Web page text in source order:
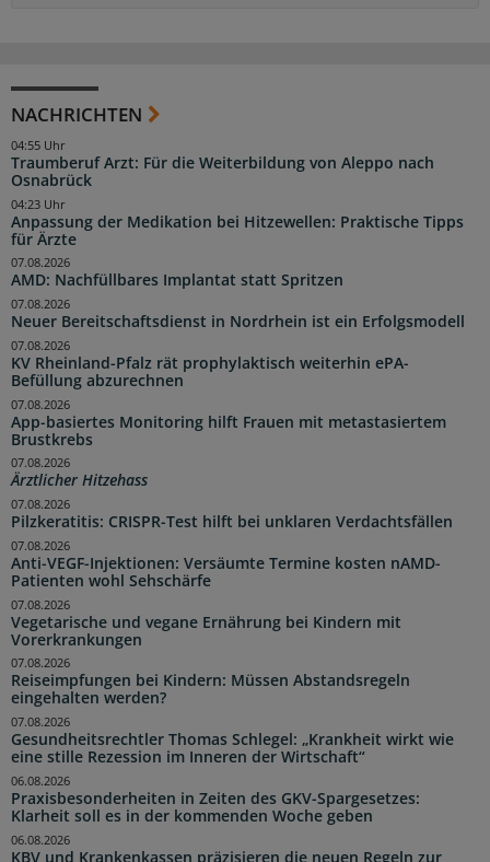
NACHRICHTEN
Traumberuf Arzt: Für die Weiterbildung von Aleppo nach
Osnabrück
04:55 Uhr
Anpassung der Medikation bei Hitzewellen: Praktische Tipps
für Ärzte
04:23 Uhr
AMD: Nachfüllbares Implantat statt Spritzen
07.08.2026
Neuer Bereitschaftsdienst in Nordrhein ist ein Erfolgsmodell
07.08.2026
KV Rheinland-Pfalz rät prophylaktisch weiterhin ePA-
Befüllung abzurechnen
07.08.2026
App-basiertes Monitoring hilft Frauen mit metastasiertem
Brustkrebs
07.08.2026
Ärztlicher Hitzehass
07.08.2026
Pilzkeratitis: CRISPR-Test hilft bei unklaren Verdachtsfällen
07.08.2026
Anti-VEGF-Injektionen: Versäumte Termine kosten nAMD-
Patienten wohl Sehschärfe
07.08.2026
Vegetarische und vegane Ernährung bei Kindern mit
Vorerkrankungen
07.08.2026
Reiseimpfungen bei Kindern: Müssen Abstandsregeln
eingehalten werden?
07.08.2026
Gesundheitsrechtler Thomas Schlegel: „Krankheit wirkt wie
eine stille Rezession im Inneren der Wirtschaft“
07.08.2026
Praxisbesonderheiten in Zeiten des GKV-Spargesetzes:
Klarheit soll es in der kommenden Woche geben
06.08.2026
KBV und Krankenkassen präzisieren die neuen Regeln zur
06.08.2026